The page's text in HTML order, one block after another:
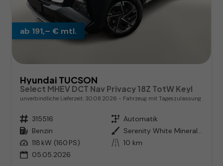
ab 191,– € mtl.
Hyundai TUCSON
Select MHEV DCT Nav Privacy 18Z TotW Keyl
unverbindliche Lieferzeit: 30.08.2026 Fahrzeug mit Tageszulassung
Fahrzeugnr. 315516 Getriebe Automatik
Kraftstoff Benzin Außenfarbe
Serenity White Mineraleffekt / D
Leistung 118 kW (160 PS) Kilometerstand 10 km
05.05.2026